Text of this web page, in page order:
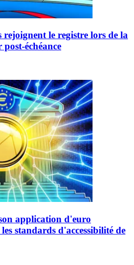
le registre lors de la
échéance
application d'euro
standards d'accessibilité de